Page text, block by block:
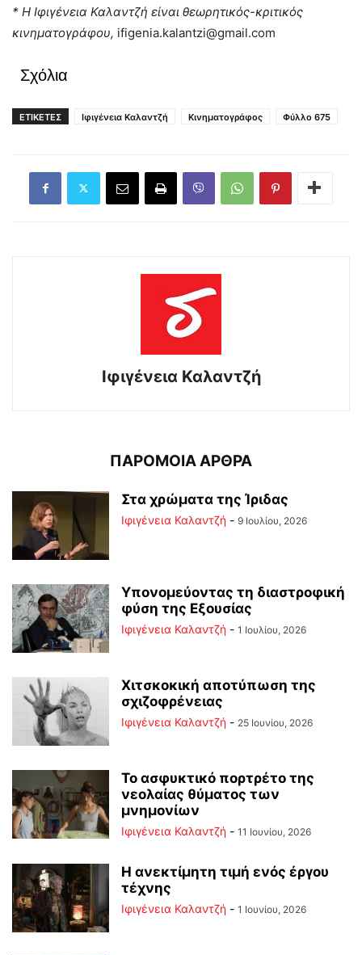
* Η Ιφιγένεια Καλαντζή είναι θεωρητικός-κριτικός
κινηματογράφου, ifigenia.kalantzi@gmail.com
Σχόλια
ΕΤΙΚΕΤΕΣ Ιφιγένεια Καλαντζή Κινηματογράφος Φύλλο 675
Ιφιγένεια Καλαντζή
ΠΑΡΟΜΟΙΑ ΑΡΘΡΑ
Στα χρώματα της Ίριδας
Ιφιγένεια Καλαντζή - 9 Ιουλίου, 2026
Υπονομεύοντας τη διαστροφική
φύση της Εξουσίας
Ιφιγένεια Καλαντζή - 1 Ιουλίου, 2026
Χιτσκοκική αποτύπωση της
σχιζοφρένειας
Ιφιγένεια Καλαντζή - 25 Ιουνίου, 2026
Το ασφυκτικό πορτρέτο της
νεολαίας θύματος των
μνημονίων
Ιφιγένεια Καλαντζή - 11 Ιουνίου, 2026
Η ανεκτίμητη τιμή ενός έργου
τέχνης
Ιφιγένεια Καλαντζή - 1 Ιουνίου, 2026